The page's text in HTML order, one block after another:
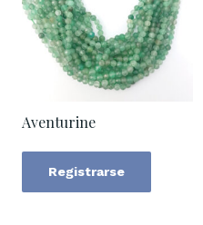
Aventurine
Registrarse